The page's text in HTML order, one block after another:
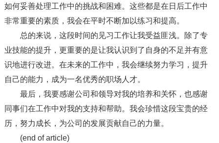
如何妥善处理工作中的挑战和困难。这些都是在日后工作中
非常重要的素质，我会在平时不断加以练习和提高。
总的来说，这段时间的见习工作让我受益匪浅。除了专
业技能的提升，更重要的是让我认识到了自身的不足并有意
识地进行改进。在未来的工作中，我会继续努力学习，提升
自己的能力，成为一名优秀的职场人才。
最后，我要感谢公司和领导对我的培养和关怀，也感谢
同事们在工作中对我的支持和帮助。我会珍惜这段宝贵的经
历，努力成长，为公司的发展贡献自己的力量。
(end of article)